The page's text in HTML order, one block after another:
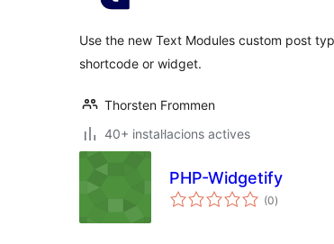
Use the new Text Modules custom post
shortcode or widget.
Thorsten Frommen
40+ instal·lacions actives
PHP-Widgetify
(0puntuacions
totals
)